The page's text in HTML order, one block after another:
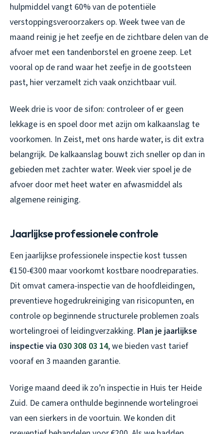
hulpmiddel vangt 60% van de potentiële
verstoppingsveroorzakers op. Week twee van de
maand reinig je het zeefje en de zichtbare delen van de
afvoer met een tandenborstel en groene zeep. Let
vooral op de rand waar het zeefje in de gootsteen
past, hier verzamelt zich vaak onzichtbaar vuil.
Week drie is voor de sifon: controleer of er geen
lekkage is en spoel door met azijn om kalkaanslag te
voorkomen. In Zeist, met ons harde water, is dit extra
belangrijk. De kalkaanslag bouwt zich sneller op dan in
gebieden met zachter water. Week vier spoel je de
afvoer door met heet water en afwasmiddel als
algemene reiniging.
Jaarlijkse professionele controle
Een jaarlijkse professionele inspectie kost tussen
€150-€300 maar voorkomt kostbare noodreparaties.
Dit omvat camera-inspectie van de hoofdleidingen,
preventieve hogedrukreiniging van risicopunten, en
controle op beginnende structurele problemen zoals
wortelingroei of leidingverzakking. Plan je jaarlijkse
inspectie via 030 308 03 14, we bieden vast tarief
vooraf en 3 maanden garantie.
Vorige maand deed ik zo’n inspectie in Huis ter Heide
Zuid. De camera onthulde beginnende wortelingroei
van een sierkers in de voortuin. We konden dit